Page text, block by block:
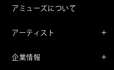
アミューズについて
アーティスト
企業情報